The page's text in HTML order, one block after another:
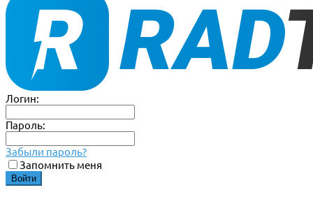
Логин:
Пароль:
Забыли пароль?
Запомнить меня